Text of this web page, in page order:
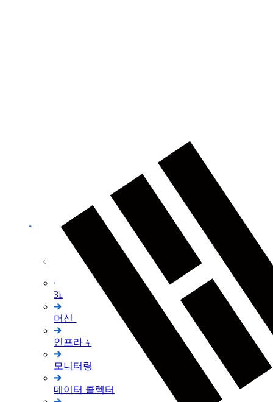
제품정보 카테고리
토탈 스테이션
3D 스캐너
머신 컨트롤
인프라 유지 관리
모니터링
데이터 콜렉터